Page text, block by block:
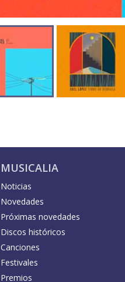
MUSICALIA
Noticias
Novedades
Próximas novedades
Discos históricos
Canciones
Festivales
Premios